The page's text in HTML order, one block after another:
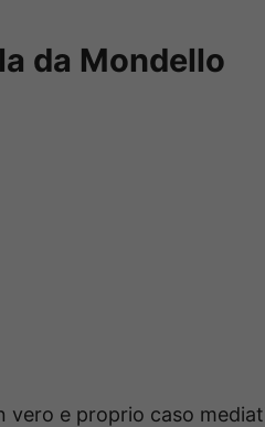
da Mondello
vero e proprio caso